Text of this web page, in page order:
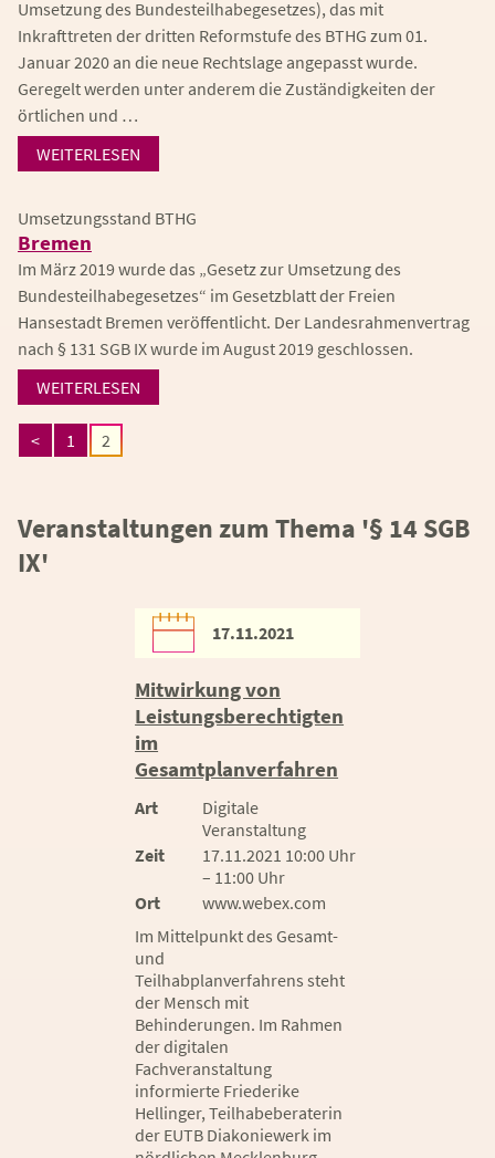
Umsetzung des Bundesteilhabegesetzes), das mit
Inkrafttreten der dritten Reformstufe des BTHG zum 01.
Januar 2020 an die neue Rechtslage angepasst wurde.
Geregelt werden unter anderem die Zuständigkeiten der
örtlichen und …
WEITERLESEN
Umsetzungsstand BTHG
Bremen
Im März 2019 wurde das „Gesetz zur Umsetzung des
Bundesteilhabegesetzes“ im Gesetzblatt der Freien
Hansestadt Bremen veröffentlicht. Der Landesrahmenvertrag
nach § 131 SGB IX wurde im August 2019 geschlossen.
WEITERLESEN
< 1 2
Veranstaltungen zum Thema '§ 14 SGB
IX'
17.11.2021
Mitwirkung von
Leistungsberechtigten
im
Gesamtplanverfahren
Art
Digitale
Veranstaltung
Zeit
17.11.2021 10:00 Uhr
– 11:00 Uhr
Ort
www.webex.com
Im Mittelpunkt des Gesamt-
und
Teilhabplanverfahrens steht
der Mensch mit
Behinderungen. Im Rahmen
der digitalen
Fachveranstaltung
informierte Friederike
Hellinger, Teilhabeberaterin
der EUTB Diakoniewerk im